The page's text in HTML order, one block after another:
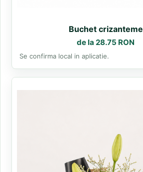
Buchet crizanteme
de la 28.75 RON
Se confirma local in aplicatie.